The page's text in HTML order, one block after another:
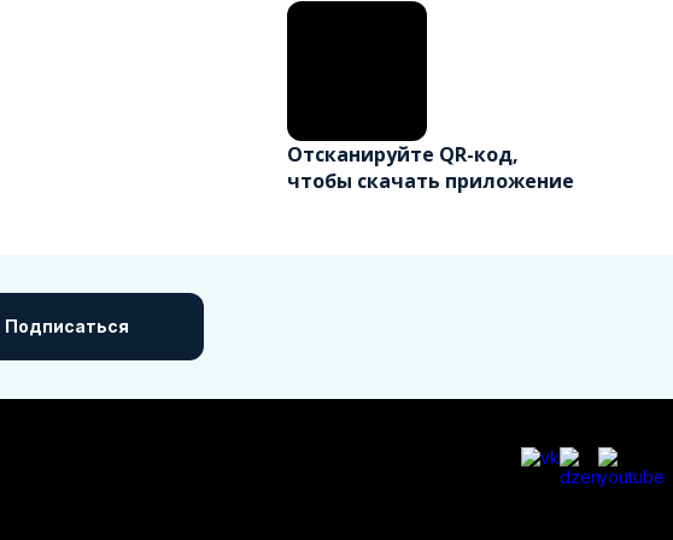
Отсканируйте QR-код,
чтобы скачать приложение
Подписаться